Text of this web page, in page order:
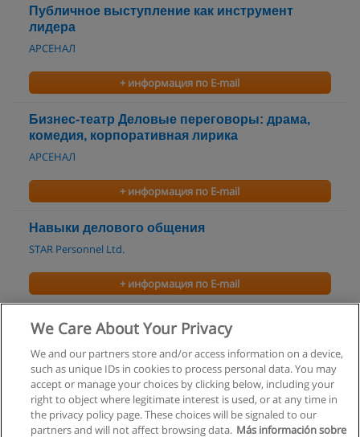
Публичное выступление как инструмент
лидера
АРСЕНАЛ
+ информация по E-mail
Бизнес-театр Деловые переговоры: драма,
комедия, корпоративная лирика
АРСЕНАЛ
+ информация по E-mail
Навыки делового общения
STAR Personnel Ltd.
+ информация по E-mail
Коммуникации в софтверных проектах
+ информация по E-mail
We Care About Your Privacy
We and our partners store and/or access information on a device,
such as unique IDs in cookies to process personal data. You may
accept or manage your choices by clicking below, including your
right to object where legitimate interest is used, or at any time in
the privacy policy page. These choices will be signaled to our
partners and will not affect browsing data. Más información sobre